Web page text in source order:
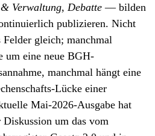
Verwaltung, Debatte — bilden
publizieren. Nicht
gleich; manchmal
um eine neue BGH-
manchmal hängt eine
Lücke einer
Mai-2026-Ausgabe hat
um das vom